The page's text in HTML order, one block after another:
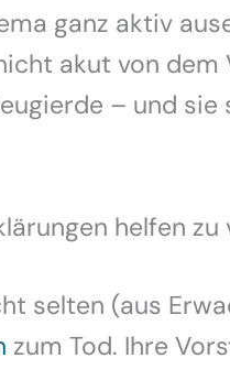
ganz aktiv
akut von
– und
helfen zu
selten (aus
zum Tod. Ihre